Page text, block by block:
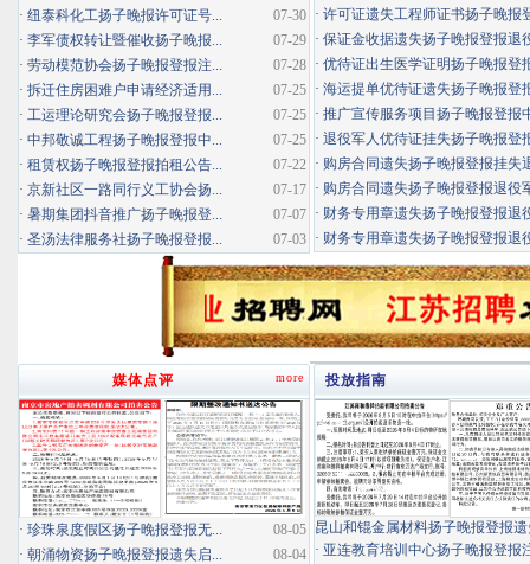
· 许可证遗失工程师证书扬子晚报
· 保证金收据遗失扬子晚报登报退
· 优待证出生医学证明扬子晚报登
· 海运提单优待证遗失扬子晚报登
· 推广宣传服务项目扬子晚报登报
· 退役军人优待证挂失扬子晚报登
· 购房合同遗失扬子晚报登报挂失
· 购房合同遗失扬子晚报登报退役
· 财务专用章遗失扬子晚报登报退
· 财务专用章遗失扬子晚报登报退
07-30
· 纽泰科化工扬子晚报许可证号...
07-29
· 李军债权转让暨催收扬子晚报...
07-28
· 劳动模范协会扬子晚报登报注...
07-25
· 拆迁住房困难户申请经济适用...
07-25
· 工运理论研究会扬子晚报登报...
07-25
· 中邦敬诚工程扬子晚报登报中...
07-22
· 租赁权扬子晚报登报拍租公告...
07-17
· 京新社区一路同行义工协会扬...
07-07
· 暑期集团抖音推广扬子晚报登...
07-03
· 圣汤法律服务社扬子晚报登报...
投放指南
昆山和锟金属材料扬子晚报登报
· 亚连教育培训中心扬子晚报登报
more
媒体点评
08-05
· 珍珠泉度假区扬子晚报登报无...
08-04
· 朝涌物资扬子晚报登报遗失启...